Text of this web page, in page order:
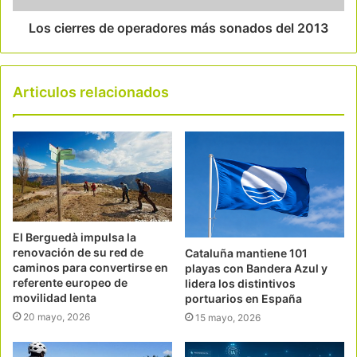
Los cierres de operadores más sonados del 2013
Articulos relacionados
El Berguedà impulsa la
renovación de su red de
caminos para convertirse en
referente europeo de
movilidad lenta
20 mayo, 2026
Cataluña mantiene 101
playas con Bandera Azul y
lidera los distintivos
portuarios en España
15 mayo, 2026